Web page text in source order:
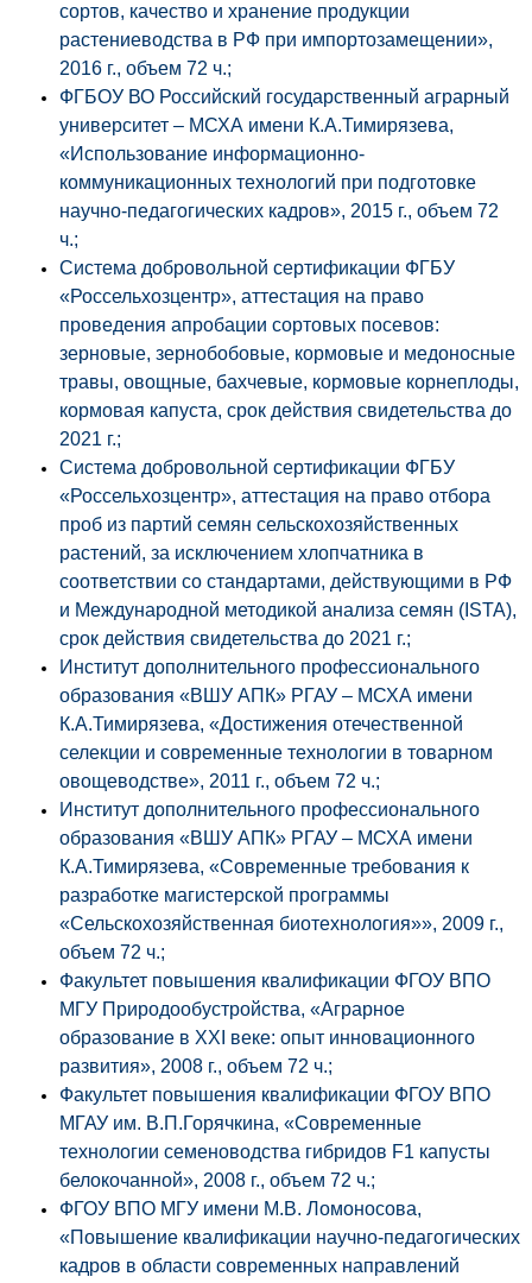
сортов, качество и хранение продукции
растениеводства в РФ при импортозамещении»,
2016 г., объем 72 ч.;
ФГБОУ ВО Российский государственный аграрный
университет – МСХА имени К.А.Тимирязева,
«Использование информационно-
коммуникационных технологий при подготовке
научно-педагогических кадров», 2015 г., объем 72
ч.;
Система добровольной сертификации ФГБУ
«Россельхозцентр», аттестация на право
проведения апробации сортовых посевов:
зерновые, зернобобовые, кормовые и медоносные
травы, овощные, бахчевые, кормовые корнеплоды,
кормовая капуста, срок действия свидетельства до
2021 г.;
Система добровольной сертификации ФГБУ
«Россельхозцентр», аттестация на право отбора
проб из партий семян сельскохозяйственных
растений, за исключением хлопчатника в
соответствии со стандартами, действующими в РФ
и Международной методикой анализа семян (ISTA),
срок действия свидетельства до 2021 г.;
Институт дополнительного профессионального
образования «ВШУ АПК» РГАУ – МСХА имени
К.А.Тимирязева, «Достижения отечественной
селекции и современные технологии в товарном
овощеводстве», 2011 г., объем 72 ч.;
Институт дополнительного профессионального
образования «ВШУ АПК» РГАУ – МСХА имени
К.А.Тимирязева, «Современные требования к
разработке магистерской программы
«Сельскохозяйственная биотехнология»», 2009 г.,
объем 72 ч.;
Факультет повышения квалификации ФГОУ ВПО
МГУ Природообустройства, «Аграрное
образование в ХХI веке: опыт инновационного
развития», 2008 г., объем 72 ч.;
Факультет повышения квалификации ФГОУ ВПО
МГАУ им. В.П.Горячкина, «Современные
технологии семеноводства гибридов F1 капусты
белокочанной», 2008 г., объем 72 ч.;
ФГОУ ВПО МГУ имени М.В. Ломоносова,
«Повышение квалификации научно-педагогических
кадров в области современных направлений